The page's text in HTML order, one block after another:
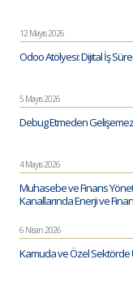
12 Mayıs 2026
Odoo Atölyesi: Dijital İş
5 Mayıs 2026
Debug Etmeden
4 Mayıs 2026
Muhasebe ve Finans
Kanallarında Enerji ve
6 Nisan 2026
Kamuda ve Özel Sektörde